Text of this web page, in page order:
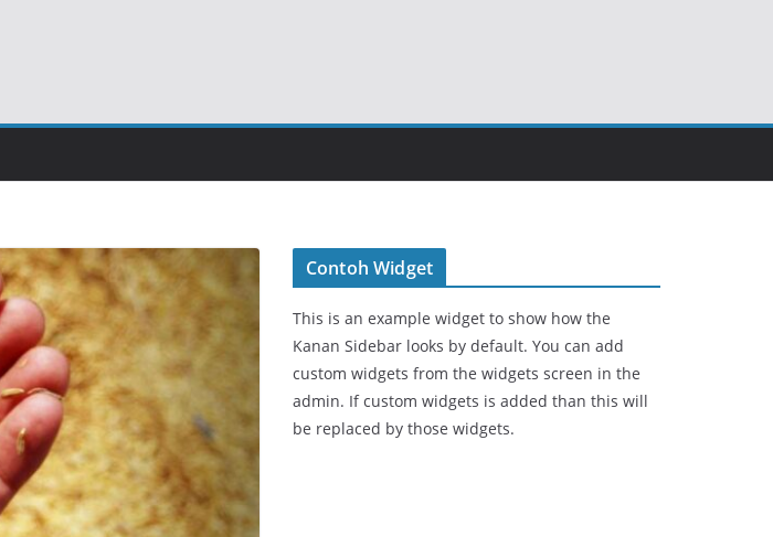
Contoh Widget
This is an example widget to show how the
Kanan Sidebar looks by default. You can add
custom widgets from the widgets screen in the
admin. If custom widgets is added than this will
be replaced by those widgets.